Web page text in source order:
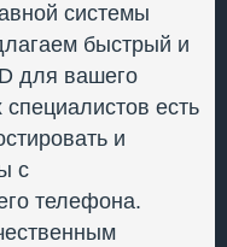
системы
быстрый и
для вашего
есть
и
с
телефона.